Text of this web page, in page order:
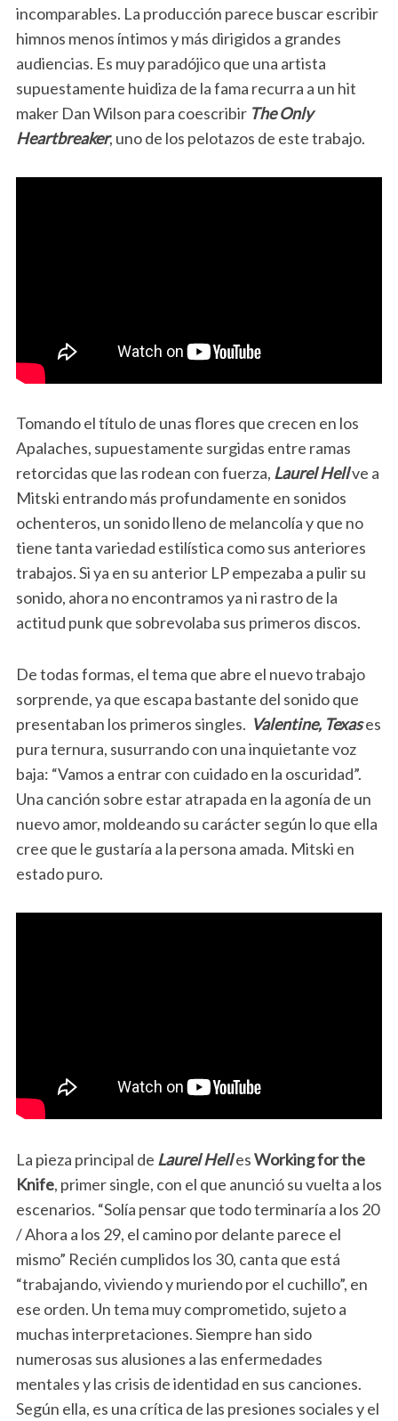
incomparables. La producción parece buscar escribir
himnos menos íntimos y más dirigidos a grandes
audiencias. Es muy paradójico que una artista
supuestamente huidiza de la fama recurra a un hit
maker Dan Wilson para coescribir The Only
Heartbreaker, uno de los pelotazos de este trabajo.
Tomando el título de unas flores que crecen en los
Apalaches, supuestamente surgidas entre ramas
retorcidas que las rodean con fuerza, Laurel Hellve a
Mitski entrando más profundamente en sonidos
ochenteros, un sonido lleno de melancolía y que no
tiene tanta variedad estilística como sus anteriores
trabajos. Si ya en su anterior LP empezaba a pulir su
sonido, ahora no encontramos ya ni rastro de la
actitud punk que sobrevolaba sus primeros discos.
De todas formas, el tema que abre el nuevo trabajo
sorprende, ya que escapa bastante del sonido que
presentaban los primeros singles. Valentine, Texases
pura ternura, susurrando con una inquietante voz
baja: “Vamos a entrar con cuidado en la oscuridad”.
Una canción sobre estar atrapada en la agonía de un
nuevo amor, moldeando su carácter según lo que ella
cree que le gustaría a la persona amada. Mitski en
estado puro.
La pieza principal de Laurel HellesWorking for the
Knife, primer single, con el que anunció su vuelta a los
escenarios. “Solía pensar que todo terminaría a los 20
/ Ahora a los 29, el camino por delante parece el
mismo” Recién cumplidos los 30, canta que está
“trabajando, viviendo y muriendo por el cuchillo”, en
ese orden. Un tema muy comprometido, sujeto a
muchas interpretaciones. Siempre han sido
numerosas sus alusiones a las enfermedades
mentales y las crisis de identidad en sus canciones.
Según ella, es una crítica de las presiones sociales y el